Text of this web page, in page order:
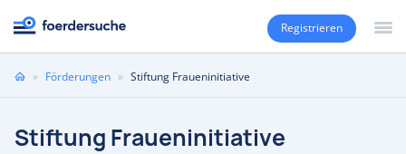
Registrieren
Sie» Förderungen » Stiftung Fraueninitiative
Stiftung Fraueninitiative